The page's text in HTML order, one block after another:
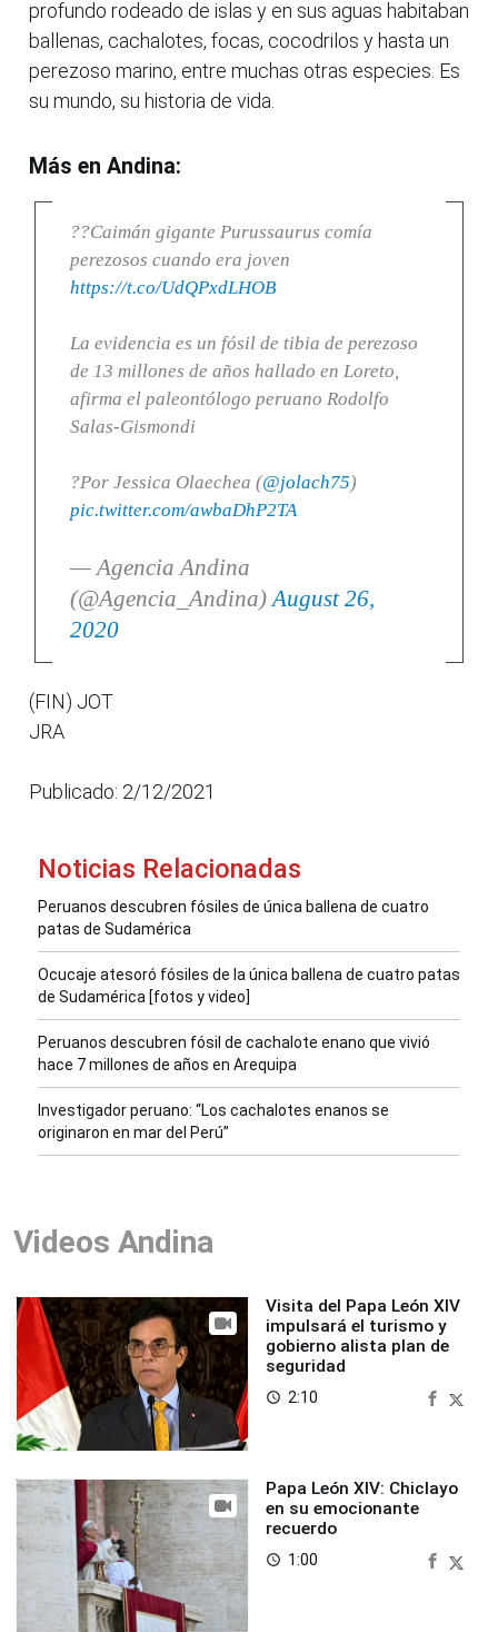
profundo rodeado de islas y en sus aguas habitaban
ballenas, cachalotes, focas, cocodrilos y hasta un
perezoso marino, entre muchas otras especies. Es
su mundo, su historia de vida.
Más en Andina:
??Caimán gigante Purussaurus comía
perezosos cuando era joven
https://t.co/UdQPxdLHOB
La evidencia es un fósil de tibia de perezoso
de 13 millones de años hallado en Loreto,
afirma el paleontólogo peruano Rodolfo
Salas-Gismondi
?Por Jessica Olaechea (@jolach75)
pic.twitter.com/awbaDhP2TA
— Agencia Andina
(@Agencia_Andina)August 26,
2020
(FIN) JOT
JRA
Publicado: 2/12/2021
Noticias Relacionadas
Peruanos descubren fósiles de única ballena de cuatro
patas de Sudamérica
Ocucaje atesoró fósiles de la única ballena de cuatro patas
de Sudamérica [fotos y video]
Peruanos descubren fósil de cachalote enano que vivió
hace 7 millones de años en Arequipa
Investigador peruano: “Los cachalotes enanos se
originaron en mar del Perú”
Videos Andina
Visita del Papa León XIV
impulsará el turismo y
gobierno alista plan de
seguridad
access_time 2:10
Papa León XIV: Chiclayo
en su emocionante
recuerdo
access_time 1:00